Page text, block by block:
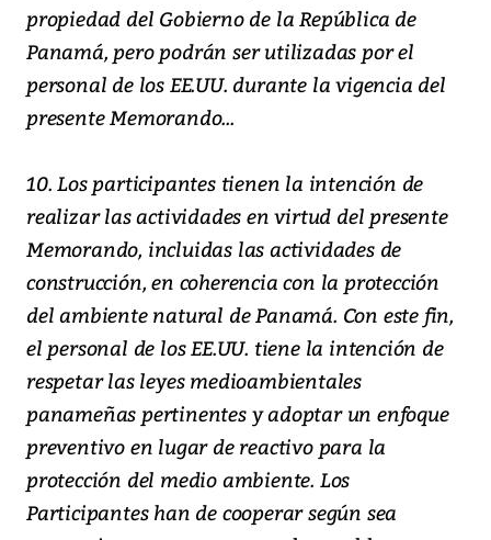
propiedad del Gobierno de la República de
Panamá, pero podrán ser utilizadas por el
personal de los EE.UU. durante la vigencia del
presente Memorando...
10. Los participantes tienen la intención de
realizar las actividades en virtud del presente
Memorando, incluidas las actividades de
construcción, en coherencia con la protección
del ambiente natural de Panamá. Con este fin,
el personal de los EE.UU. tiene la intención de
respetar las leyes medioambientales
panameñas pertinentes y adoptar un enfoque
preventivo en lugar de reactivo para la
protección del medio ambiente. Los
Participantes han de cooperar según sea